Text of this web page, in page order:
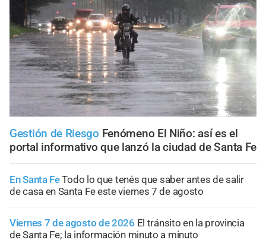
Gestión de Riesgo Fenómeno El Niño: así es el
portal informativo que lanzó la ciudad de Santa Fe
En Santa FeTodo lo que tenés que saber antes de salir
de casa en Santa Fe este viernes 7 de agosto
Viernes 7 de agosto de 2026 El tránsito en la provincia
de Santa Fe; la información minuto a minuto